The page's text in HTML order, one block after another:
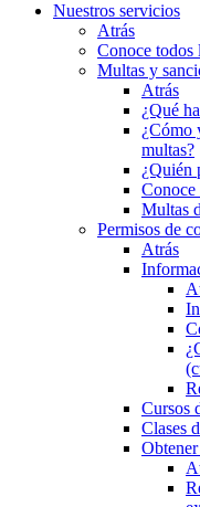
Nuestros servicios
Atrás
Conoce todos
Multas y
Atrás
¿Qué
¿Cómo
multas?
¿Quién
Conoce
Multas
Permisos de
Atrás
Cursos
Clases